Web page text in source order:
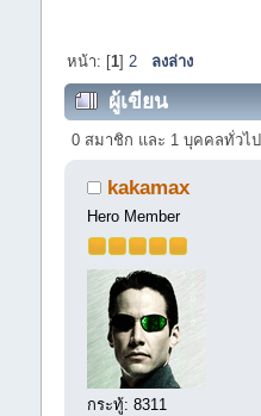
หน้า: [1]2 ลงล่าง
ผู้เขียน
0 สมาชิก และ 1 บุคคลทั่วไ
kakamax
Hero Member
กระทู้: 8311